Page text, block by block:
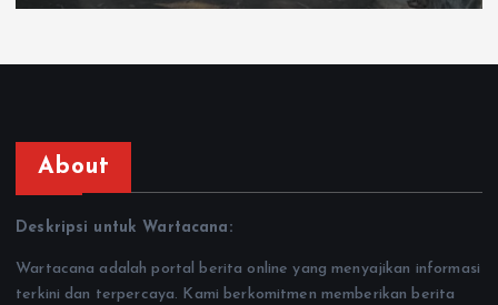
About
Deskripsi untuk Wartacana:
Wartacana adalah portal berita online yang menyajikan informasi
terkini dan terpercaya. Kami berkomitmen memberikan berita